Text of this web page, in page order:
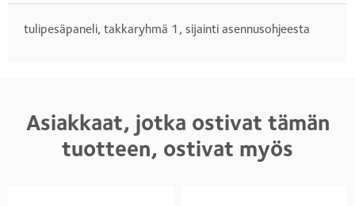
tulipesäpaneli, takkaryhmä 1, sijainti asennusohjeesta
Asiakkaat, jotka ostivat tämän
tuotteen, ostivat myös